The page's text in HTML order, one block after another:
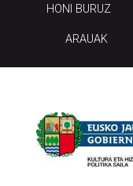
HONI BURUZ
ARAUAK